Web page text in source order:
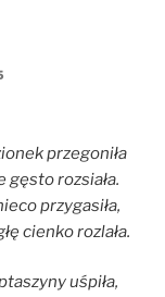
przegoniła
gęsto rozsiała.
przygasiła,
cienko rozlała.
uśpiła,